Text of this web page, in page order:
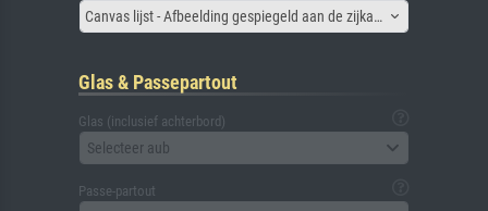
Canvas lijst - Afbeelding gespiegeld aan de zijkant
Glas & Passepartout
Glas (inclusief achterbord)
Selecteer aub
Passe-partout